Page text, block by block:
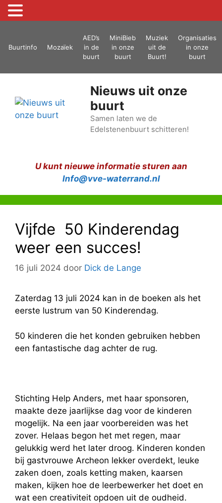
deBuurtinfo Mozaïek
AED’s
in de
buurt
MiniBieb
in onze
buurt
Muziek
uit de
Buurt!
Organisaties
in onze
buurt
Nieuws uit onze
buurt
Samen laten we de
Edelstenenbuurt schitteren!
U kunt nieuwe informatie sturen aan
Info@vve-waterrand.nl
Vijfde 50 Kinderendag
weer een succes!
16 juli 2024 door Dick de Lange
Zaterdag 13 juli 2024 kan in de boeken als het
eerste lustrum van 50 Kinderendag.
50 kinderen die het konden gebruiken hebben
een fantastische dag achter de rug.
Stichting Help Anders, met haar sponsoren,
maakte deze jaarlijkse dag voor de kinderen
mogelijk. Na een jaar voorbereiden was het
zover. Helaas begon het met regen, maar
gelukkig werd het later droog. Kinderen konden
bij gastvrouwe Archeon lekker overdekt, leuke
zaken doen, zoals ketting maken, kaarsen
maken, kijken hoe de leerbewerker het doet en
wat een creativiteit opdoen uit de oudheid.